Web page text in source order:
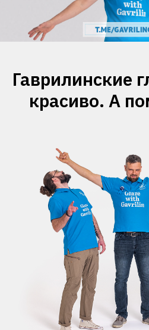
Гаврилинские
красиво. А